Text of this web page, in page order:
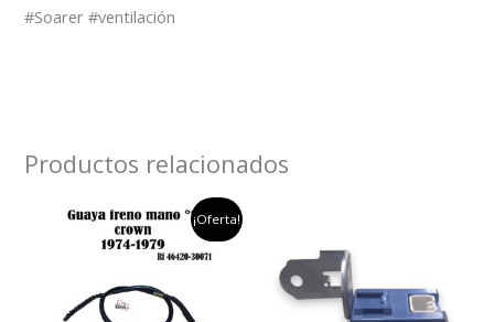
#Soarer #ventilación
Productos relacionados
¡Oferta!
el
precio
original
era:
$200,000.
el
precio
actual
es:
$150,000.